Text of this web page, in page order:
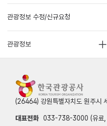
관광정보 수정/신규요청
관광정보
(26464) 강원특별자치도 원주시
대표전화 033-738-3000 (유료,